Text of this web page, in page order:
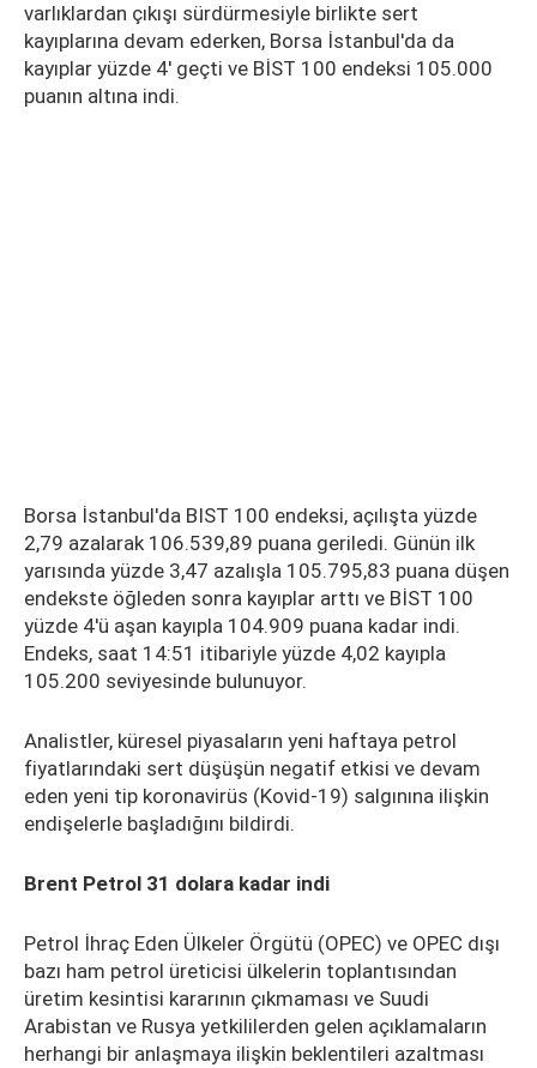
varlıklardan çıkışı sürdürmesiyle birlikte sert
kayıplarına devam ederken, Borsa İstanbul'da da
kayıplar yüzde 4' geçti ve BİST 100 endeksi 105.000
puanın altına indi.
Borsa İstanbul'da BIST 100 endeksi, açılışta yüzde
2,79 azalarak 106.539,89 puana geriledi. Günün ilk
yarısında yüzde 3,47 azalışla 105.795,83 puana düşen
endekste öğleden sonra kayıplar arttı ve BİST 100
yüzde 4'ü aşan kayıpla 104.909 puana kadar indi.
Endeks, saat 14:51 itibariyle yüzde 4,02 kayıpla
105.200 seviyesinde bulunuyor.
Analistler, küresel piyasaların yeni haftaya petrol
fiyatlarındaki sert düşüşün negatif etkisi ve devam
eden yeni tip koronavirüs (Kovid-19) salgınına ilişkin
endişelerle başladığını bildirdi.
Brent Petrol 31 dolara kadar indi
Petrol İhraç Eden Ülkeler Örgütü (OPEC) ve OPEC dışı
bazı ham petrol üreticisi ülkelerin toplantısından
üretim kesintisi kararının çıkmaması ve Suudi
Arabistan ve Rusya yetkililerden gelen açıklamaların
herhangi bir anlaşmaya ilişkin beklentileri azaltması